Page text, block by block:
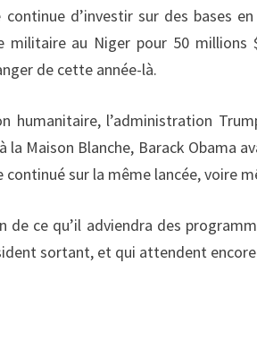
d’investir sur des bases
militaire au Niger pour 50
de cette année-là.
humanitaire, l’administration
la Maison Blanche, Barack Obama
sur la même lancée, voire
de ce qu’il adviendra des
sortant, et qui attendent